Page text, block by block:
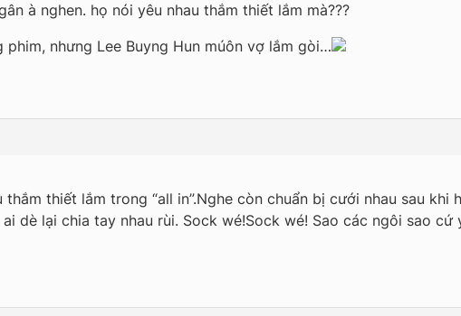
à nghen. họ nói yêu nhau thắm thiết lắm mà???
phim, nhưng Lee Buyng Hun múôn vợ lắm gòi…
thắm thiết lắm trong “all in”.Nghe còn chuẩn bị cưới nhau sau
dè lại chia tay nhau rùi. Sock wé!Sock wé! Sao các ngôi sao